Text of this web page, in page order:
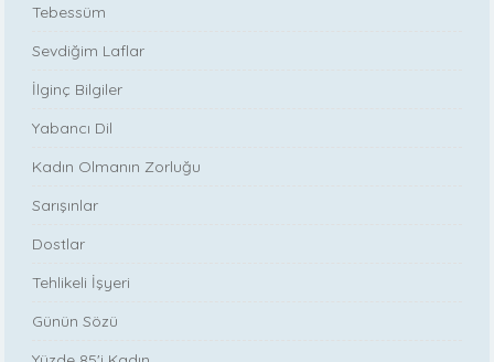
Tebessüm
Sevdiğim Laflar
İlginç Bilgiler
Yabancı Dil
Kadın Olmanın Zorluğu
Sarışınlar
Dostlar
Tehlikeli İşyeri
Günün Sözü